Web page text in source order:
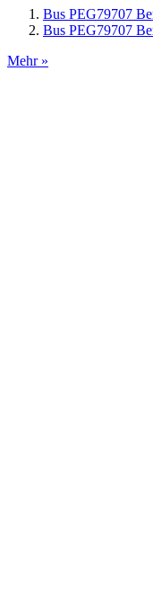
Bus PEG79707
Bus PEG79707
Mehr »